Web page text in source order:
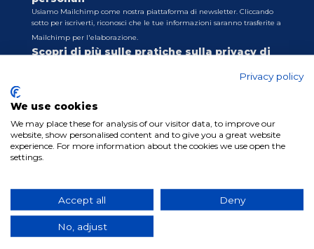
Usiamo Mailchimp come nostra piattaforma di newsletter. Cliccando
sotto per iscriverti, riconosci che le tue informazioni saranno trasferite a
Mailchimp per l'elaborazione.
Scopri di più sulle pratiche sulla privacy di
Privacy policy
We use cookies
We may place these for analysis of our visitor data, to improve our
website, show personalised content and to give you a great website
experience. For more information about the cookies we use open the
settings.
Accept all Deny
No, adjust